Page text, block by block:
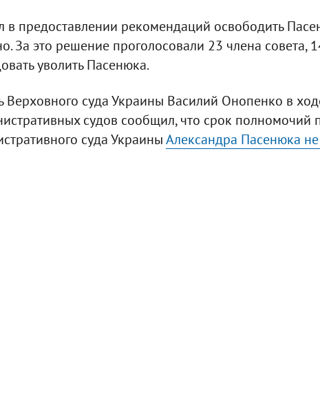
в предоставлении рекомендаций освободить
За это решение проголосовали 23 члена совета,
уволить Пасенюка.
Верховного суда Украины Василий Онопенко в
судов сообщил, что срок полномочий
суда УкраиныАлександра Пасенюка